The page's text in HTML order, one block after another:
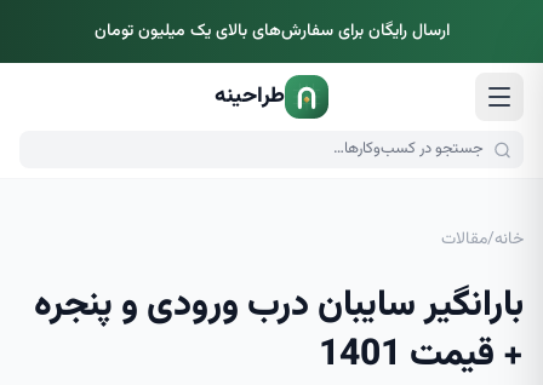
ارسال رایگان برای سفارش‌های بالای یک میلیون تومان
طراحینه
خانه/مقالات
بارانگیر سایبان درب ورودی و پنجره
+ قیمت 1401